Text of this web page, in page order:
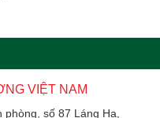
VIỆT NAM
phòng, số 87 Láng Hạ,